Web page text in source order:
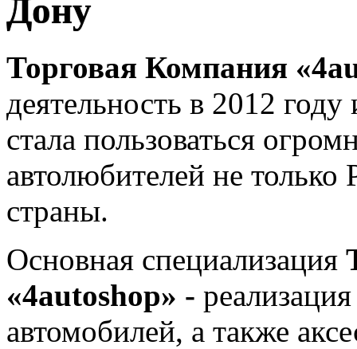
Дону
Торговая Компания
деятельность в 2012
стала пользоваться
автолюбителей не
страны.
Основная специализация
«4autoshop» -
автомобилей, а также